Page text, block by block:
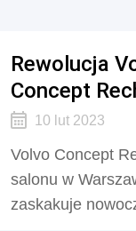
Rewolucja
Concept
10 lut 2023
Volvo Concept
salonu w
zaskakuje